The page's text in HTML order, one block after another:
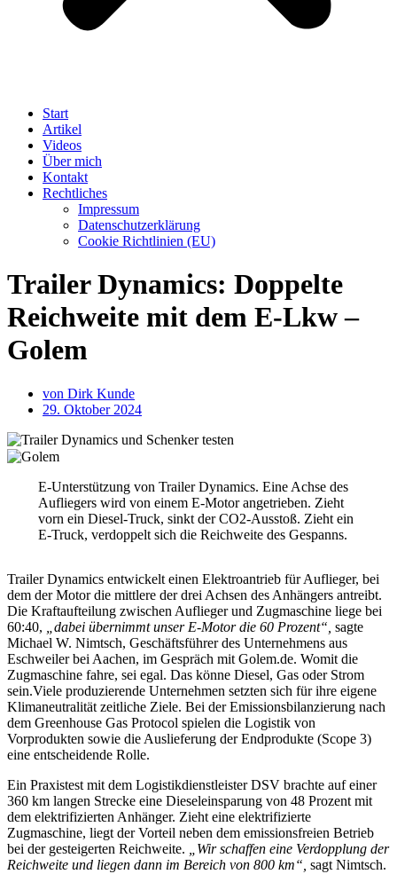
Start
Artikel
Videos
Über mich
Kontakt
Rechtliches
Impressum
Datenschutzerklärung
Cookie Richtlinien (EU)
Trailer Dynamics: Doppelte
Reichweite mit dem E-Lkw –
Golem
von Dirk Kunde
29. Oktober 2024
E-Unterstützung von Trailer Dynamics. Eine Achse des
Aufliegers wird von einem E-Motor angetrieben. Zieht
vorn ein Diesel-Truck, sinkt der CO2-Ausstoß. Zieht ein
E-Truck, verdoppelt sich die Reichweite des Gespanns.
Trailer Dynamics entwickelt einen Elektroantrieb für Auflieger, bei
dem der Motor die mittlere der drei Achsen des Anhängers antreibt.
Die Kraftaufteilung zwischen Auflieger und Zugmaschine liege bei
60:40,
„dabei übernimmt unser E-Motor die 60 Prozent“, sagte
Michael W. Nimtsch, Geschäftsführer des Unternehmens aus
Eschweiler bei Aachen, im Gespräch mit Golem.de. Womit die
Zugmaschine fahre, sei egal. Das könne Diesel, Gas oder Strom
sein.Viele produzierende Unternehmen setzten sich für ihre eigene
Klimaneutralität zeitliche Ziele. Bei der Emissionsbilanzierung nach
dem Greenhouse Gas Protocol spielen die Logistik von
Vorprodukten sowie die Auslieferung der Endprodukte (Scope 3)
eine entscheidende Rolle.
Ein Praxistest mit dem Logistikdienstleister DSV brachte auf einer
360 km langen Strecke eine Dieseleinsparung von 48 Prozent mit
dem elektrifizierten Anhänger. Zieht eine elektrifizierte
Zugmaschine, liegt der Vorteil neben dem emissionsfreien Betrieb
bei der gesteigerten Reichweite.
„Wir schaffen eine Verdopplung der
Reichweite und liegen dann im Bereich von 800 km“, sagt Nimtsch.